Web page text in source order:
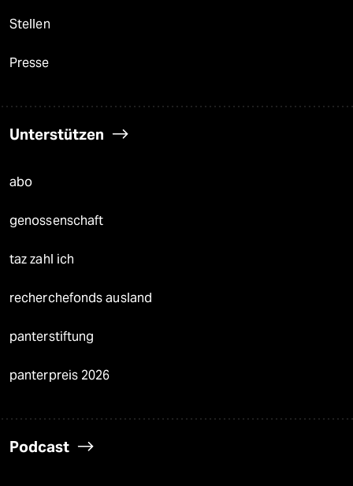
Stellen
Presse
Unterstützen
abo
genossenschaft
taz zahl ich
recherchefonds ausland
panterstiftung
panterpreis 2026
Podcast